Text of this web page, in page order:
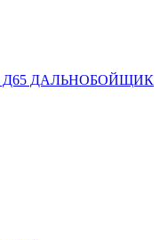
Д65 ДАЛЬНОБОЙЩИК